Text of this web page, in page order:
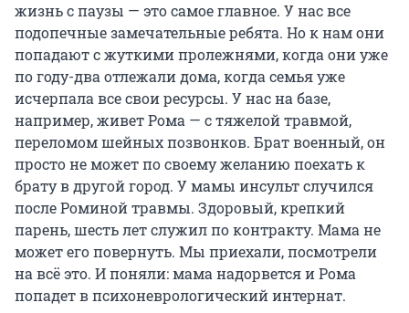
жизнь с паузы — это самое главное. У нас все
подопечные замечательные ребята. Но к нам они
попадают с жуткими пролежнями, когда они уже
по году-два отлежали дома, когда семья уже
исчерпала все свои ресурсы. У нас на базе,
например, живет Рома — с тяжелой травмой,
переломом шейных позвонков. Брат военный, он
просто не может по своему желанию поехать к
брату в другой город. У мамы инсульт случился
после Роминой травмы. Здоровый, крепкий
парень, шесть лет служил по контракту. Мама не
может его повернуть. Мы приехали, посмотрели
на всё это. И поняли: мама надорвется и Рома
попадет в психоневрологический интернат.